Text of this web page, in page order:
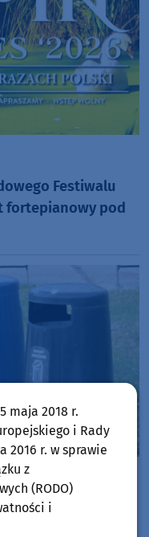
Festiwalu
fortepianowy pod
budżecie systemu
miliona złotych
maja 2018 r.
i Rady
2016 r. w sprawie
z
(RODO)
i